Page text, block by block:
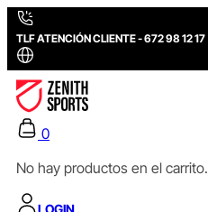
TLF ATENCIÓN CLIENTE - 672 98 12 17
0
No hay productos en el carrito.